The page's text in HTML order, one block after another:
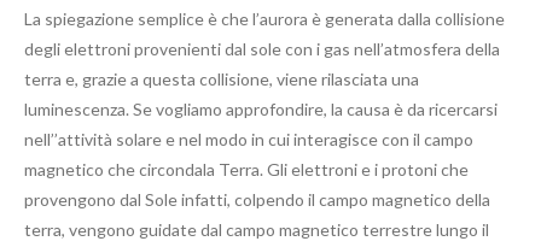
La spiegazione semplice è che l’aurora è generata dalla collisione
degli elettroni provenienti dal sole con i gas nell’atmosfera della
terra e, grazie a questa collisione, viene rilasciata una
luminescenza. Se vogliamo approfondire, la causa è da ricercarsi
nell’’attività solare e nel modo in cui interagisce con il campo
magnetico che circondala Terra. Gli elettroni e i protoni che
provengono dal Sole infatti, colpendo il campo magnetico della
terra, vengono guidate dal campo magnetico terrestre lungo il